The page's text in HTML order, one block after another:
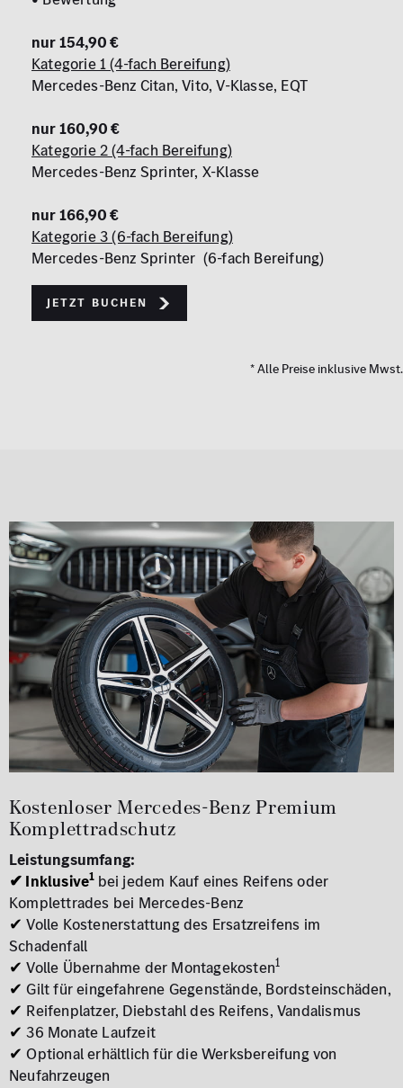
nur 154,90 €
Kategorie 1 (4-fach Bereifung)
Mercedes-Benz Citan, Vito, V-Klasse, EQT
nur 160,90 €
Kategorie 2 (4-fach Bereifung)
Mercedes-Benz Sprinter, X-Klasse
nur 166,90 €
Kategorie 3 (6-fach Bereifung)
Mercedes-Benz Sprinter (6-fach Bereifung)
Jetzt buchen
* Alle Preise inklusive Mwst.
Kostenloser Mercedes-Benz Premium
Komplettradschutz
Leistungsumfang:
✔ Inklusive1 bei jedem Kauf eines Reifens oder
Komplettrades bei Mercedes-Benz
✔ Volle Kostenerstattung des Ersatzreifens im
Schadenfall
✔ Volle Übernahme der Montagekosten1
✔ Gilt für eingefahrene Gegenstände, Bordsteinschäden,
✔ Reifenplatzer, Diebstahl des Reifens, Vandalismus
✔ 36 Monate Laufzeit
✔ Optional erhältlich für die Werksbereifung von
Neufahrzeugen